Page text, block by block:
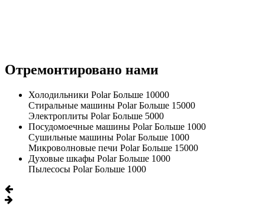
Отремонтировано нами
Холодильники Polar Больше 10000
Стиральные машины Polar Больше 15000
Электроплиты Polar Больше 5000
Посудомоечные машины Polar Больше 1000
Сушильные машины Polar Больше 1000
Микроволновые печи Polar Больше 15000
Духовые шкафы Polar Больше 1000
Пылесосы Polar Больше 1000